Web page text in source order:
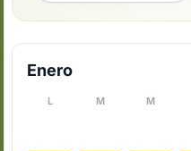
Enero
L M M